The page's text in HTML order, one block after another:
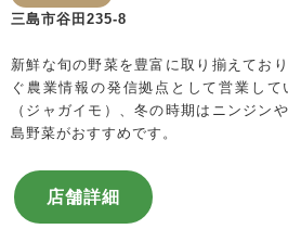
三島市谷田235-8
新鮮な旬の野菜を豊富に取り揃えてお
ぐ農業情報の発信拠点として営業し
（ジャガイモ）、冬の時期はニンジン
島野菜がおすすめです。
店舗詳細